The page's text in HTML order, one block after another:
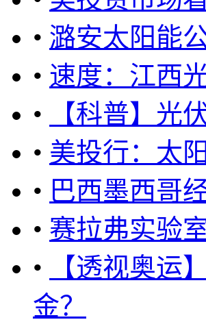
• 潞安太阳能
• 速度：江西
•
【科普】光
• 美投行：太
• 巴西墨西哥
• 赛拉弗实验
•
【透视奥运
金？